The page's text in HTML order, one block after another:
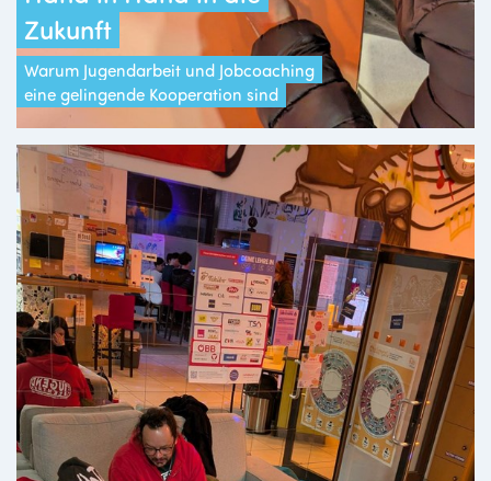
Zukunft
Warum Jugendarbeit und Jobcoaching
eine gelingende Kooperation sind